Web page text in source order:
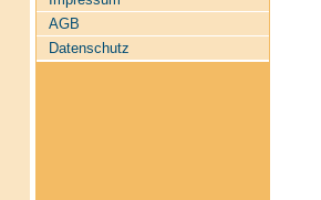
AGB
Datenschutz